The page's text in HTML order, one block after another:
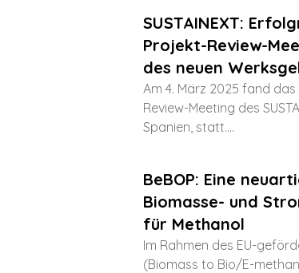
SUSTAINEXT:
Projekt-Review-
des neuen
Am 4. März 2025 fand
Review-Meeting des
Spanien, statt....
BeBOP: Eine
Biomasse- und
für Methanol
Im Rahmen des EU-
(Biomass to Bio/E-